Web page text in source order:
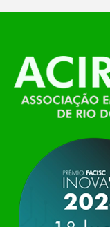
O Polo ACATE-
de Tecnologia
Itajaí, realizou,
Conexão Tech
tecnologia da
apresentação
encontro